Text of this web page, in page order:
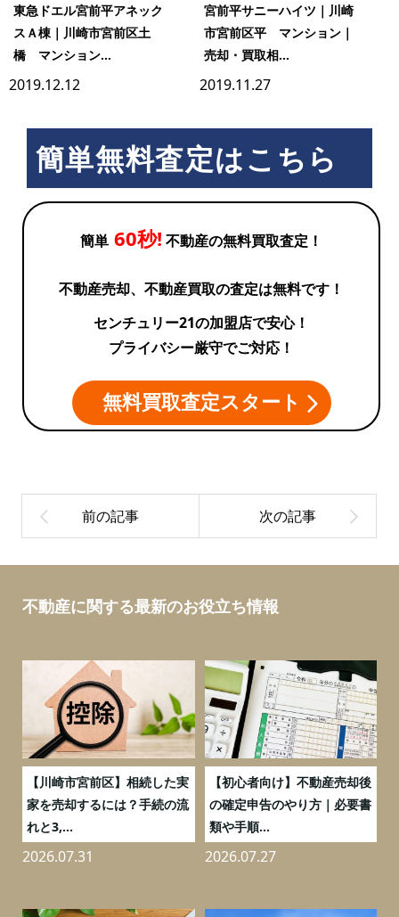
東急ドエル宮前平アネック
スＡ棟｜川崎市宮前区土
橋 マンション...
2019.12.12
宮前平サニーハイツ｜川崎
市宮前区平 マンション｜
売却・買取相...
2019.11.27
簡単無料査定はこちら
簡単 60秒! 不動産の無料買取査定！
不動産売却、不動産買取の査定は無料です！
センチュリー21の加盟店で安心！
プライバシー厳守でご対応！
無料買取査定スタート
不動産に関する最新のお役立ち情報
【川崎市宮前区】相続した実
家を売却するには？手続の流
れと3,...
2026.07.31
【初心者向け】不動産売却後
の確定申告のやり方｜必要書
類や手順...
2026.07.27